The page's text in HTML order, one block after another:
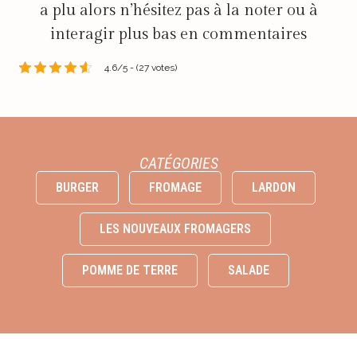
a plu alors n’hésitez pas à la noter ou à
interagir plus bas en commentaires
4.6/5 - (27 votes)
CATÉGORIES
BURGER FROMAGE LARDON
LES NOUVEAUX FROMAGERS
POMME DE TERRE SALADE